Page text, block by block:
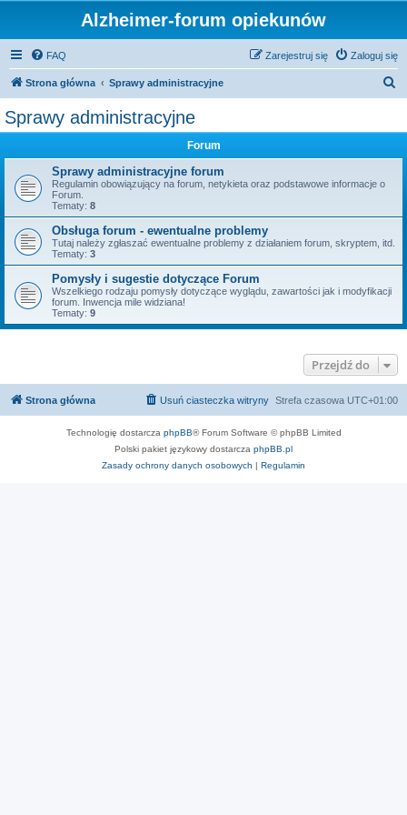
Alzheimer-forum opiekunów
FAQ Zaloguj się
Zarejestruj się
Strona główna Sprawy administracyjne
Sprawy administracyjne
Forum
Sprawy administracyjne forum
Regulamin obowiązujący na forum, netykieta oraz podstawowe informacje o
Forum.
Tematy: 8
Obsługa forum - ewentualne problemy
Tutaj należy zgłaszać ewentualne problemy z działaniem forum, skryptem, itd.
Tematy: 3
Pomysły i sugestie dotyczące Forum
Wszelkiego rodzaju pomysły dotyczące wyglądu, zawartości jak i modyfikacji
forum. Inwencja mile widziana!
Tematy: 9
Przejdź do
Strona główna Strefa czasowa UTC+01:00
Usuń ciasteczka witryny
Technologię dostarcza phpBB® Forum Software © phpBB Limited
Polski pakiet językowy dostarcza phpBB.pl
Zasady ochrony danych osobowych | Regulamin